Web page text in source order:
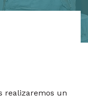
realizaremos un